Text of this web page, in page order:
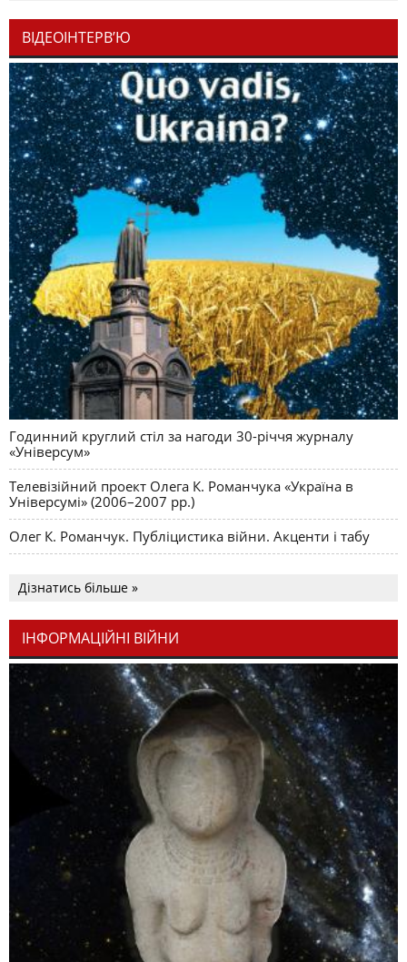
ВІДЕОІНТЕРВ’Ю
Годинний круглий стіл за нагоди 30-річчя журналу
«Універсум»
Телевізійний проект Олега К. Романчука «Україна в
Універсумі» (2006–2007 рр.)
Олег К. Романчук. Публіцистика війни. Акценти і табу
Дізнатись більше »
ІНФОРМАЦІЙНІ ВІЙНИ